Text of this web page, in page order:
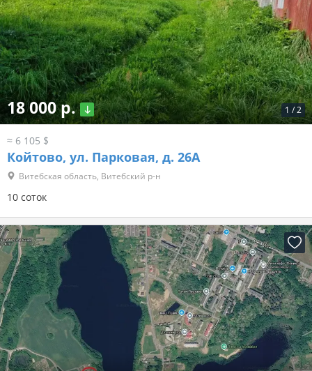
1 /2
18 000 р.
≈ 6 105 $
Койтово, ул. Парковая, д. 26А
Витебская область, Витебский р-н
10 соток